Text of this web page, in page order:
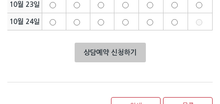
10월 23일
10월 24일
상담예약 신청하기